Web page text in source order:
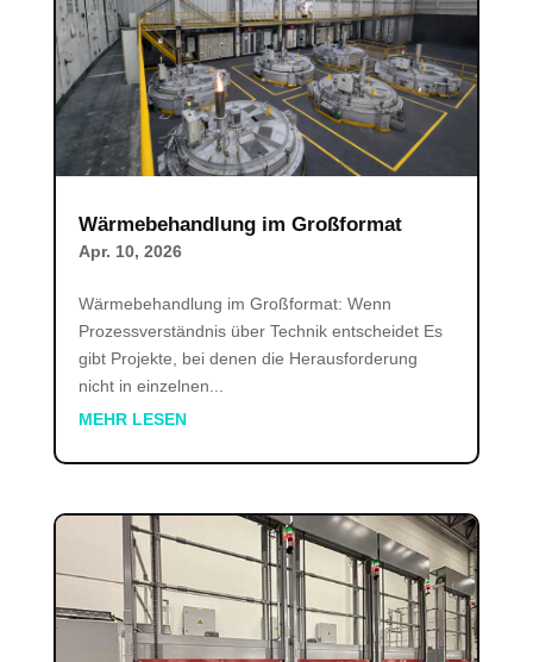
Wärmebehandlung im Großformat
Apr. 10, 2026
Wärmebehandlung im Großformat: Wenn
Prozessverständnis über Technik entscheidet Es
gibt Projekte, bei denen die Herausforderung
nicht in einzelnen...
MEHR LESEN